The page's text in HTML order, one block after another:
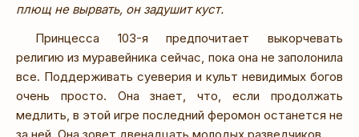
плющ не вырвать, он задушит куст.
Принцесса 103-я предпочитает выкорчевать
религию из муравейника сейчас, пока она не заполонила
все. Поддерживать суеверия и культ невидимых богов
очень просто. Она знает, что, если продолжать
медлить, в этой игре последний феромон останется не
за ней. Она зовет двенадцать молодых разведчиков.